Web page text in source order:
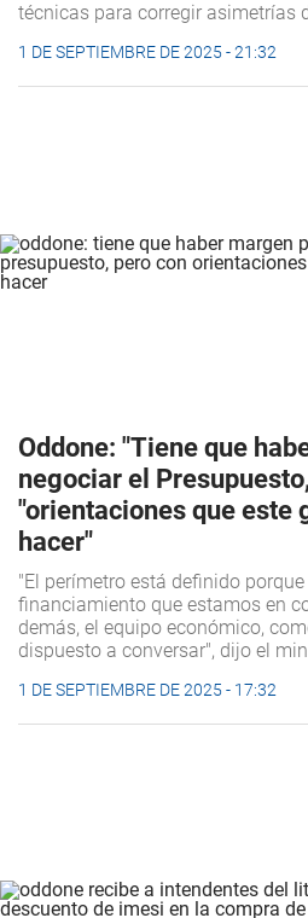
técnicas para corregir asimetrías
1 DE SEPTIEMBRE DE 2025 - 21:32
Oddone: "Tiene que
negociar el
"orientaciones que este
hacer"
"El perímetro está definido
financiamiento que estamos en
demás, el equipo económico,
dispuesto a conversar", dijo el
1 DE SEPTIEMBRE DE 2025 - 17:32